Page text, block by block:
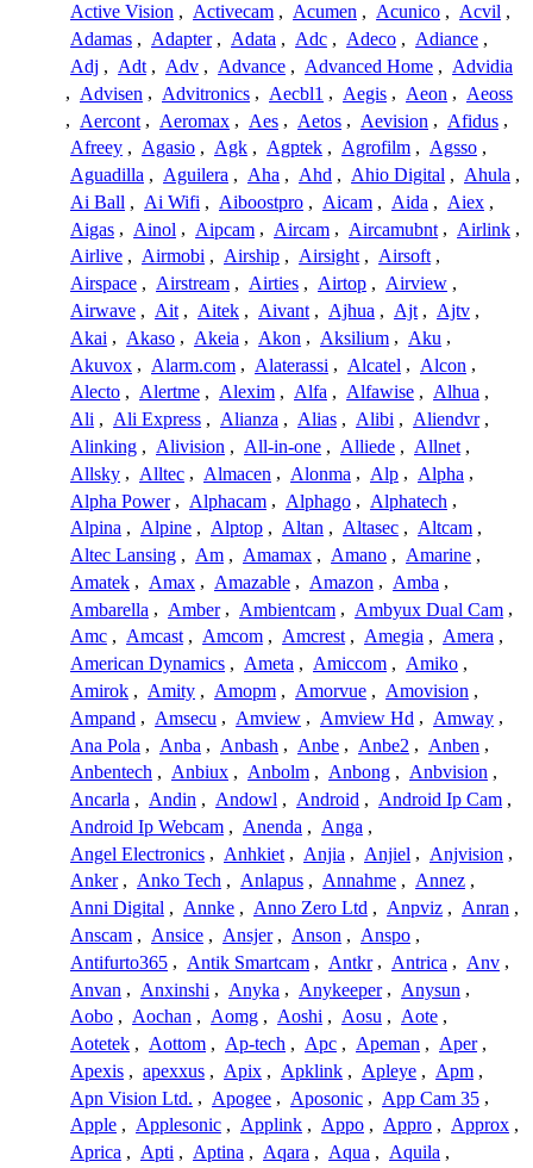
Active Vision , Activecam , Acumen , Acunico , Acvil ,
Adamas , Adapter , Adata , Adc , Adeco , Adiance ,
Adj , Adt , Adv , Advance , Advanced Home , Advidia
, Advisen , Advitronics , Aecbl1 , Aegis , Aeon , Aeoss
, Aercont , Aeromax , Aes , Aetos , Aevision , Afidus ,
Afreey , Agasio , Agk , Agptek , Agrofilm , Agsso ,
Aguadilla , Aguilera , Aha , Ahd , Ahio Digital , Ahula ,
Ai Ball , Ai Wifi , Aiboostpro , Aicam , Aida , Aiex ,
Aigas , Ainol , Aipcam , Aircam , Aircamubnt , Airlink ,
Airlive , Airmobi , Airship , Airsight , Airsoft ,
Airspace , Airstream , Airties , Airtop , Airview ,
Airwave , Ait , Aitek , Aivant , Ajhua , Ajt , Ajtv ,
Akai , Akaso , Akeia , Akon , Aksilium , Aku ,
Akuvox , Alarm.com , Alaterassi , Alcatel , Alcon ,
Alecto , Alertme , Alexim , Alfa , Alfawise , Alhua ,
Ali , Ali Express , Alianza , Alias , Alibi , Aliendvr ,
Alinking , Alivision , All-in-one , Alliede , Allnet ,
Allsky , Alltec , Almacen , Alonma , Alp , Alpha ,
Alpha Power , Alphacam , Alphago , Alphatech ,
Alpina , Alpine , Alptop , Altan , Altasec , Altcam ,
Altec Lansing , Am , Amamax , Amano , Amarine ,
Amatek , Amax , Amazable , Amazon , Amba ,
Ambarella , Amber , Ambientcam , Ambyux Dual Cam ,
Amc , Amcast , Amcom , Amcrest , Amegia , Amera ,
American Dynamics , Ameta , Amiccom , Amiko ,
Amirok , Amity , Amopm , Amorvue , Amovision ,
Ampand , Amsecu , Amview , Amview Hd , Amway ,
Ana Pola , Anba , Anbash , Anbe , Anbe2 , Anben ,
Anbentech , Anbiux , Anbolm , Anbong , Anbvision ,
Ancarla , Andin , Andowl , Android , Android Ip Cam ,
Android Ip Webcam , Anenda , Anga ,
Angel Electronics , Anhkiet , Anjia , Anjiel , Anjvision ,
Anker , Anko Tech , Anlapus , Annahme , Annez ,
Anni Digital , Annke , Anno Zero Ltd , Anpviz , Anran ,
Anscam , Ansice , Ansjer , Anson , Anspo ,
Antifurto365 , Antik Smartcam , Antkr , Antrica , Anv ,
Anvan , Anxinshi , Anyka , Anykeeper , Anysun ,
Aobo , Aochan , Aomg , Aoshi , Aosu , Aote ,
Aotetek , Aottom , Ap-tech , Apc , Apeman , Aper ,
Apexis , apexxus , Apix , Apklink , Apleye , Apm ,
Apn Vision Ltd. , Apogee , Aposonic , App Cam 35 ,
Apple , Applesonic , Applink , Appo , Appro , Approx ,
Aprica , Apti , Aptina , Aqara , Aqua , Aquila ,